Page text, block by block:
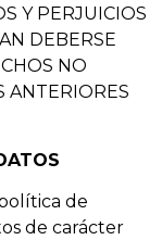
Y PERJUICIOS
DEBERSE
NO
ANTERIORES
de
de carácter